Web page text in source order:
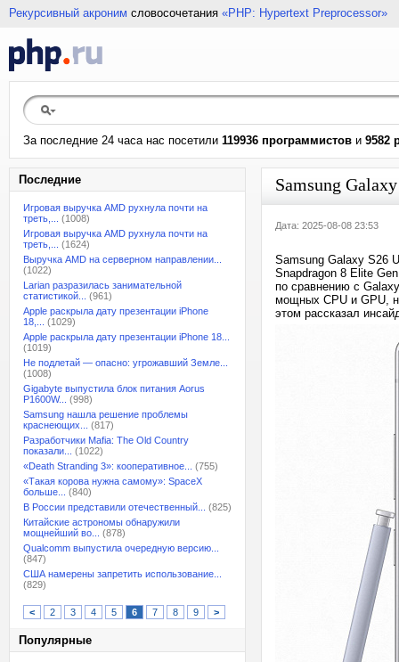
Рекурсивный акроним словосочетания «PHP: Hypertext Preprocessor»
За последние 24 часа нас посетили 119936 программистов и 9582
Последние
Игровая выручка AMD рухнула почти на
треть,...
(1008)
Игровая выручка AMD рухнула почти на
треть,...
(1624)
Выручка AMD на серверном направлении...
(1022)
Larian разразилась занимательной
статистикой...
(961)
Apple раскрыла дату презентации iPhone
18,...
(1029)
Apple раскрыла дату презентации iPhone 18...
(1019)
Не подлетай — опасно: угрожавший Земле...
(1008)
Gigabyte выпустила блок питания Aorus
P1600W...
(998)
Samsung нашла решение проблемы
краснеющих...
(817)
Разработчики Mafia: The Old Country
показали...
(1022)
«Death Stranding 3»: кооперативное...
(755)
«Такая корова нужна самому»: SpaceX
больше...
(840)
В России представили отечественный...
(825)
Китайские астрономы обнаружили
мощнейший во...
(878)
Qualcomm выпустила очередную версию...
(847)
США намерены запретить использование...
(829)
< 2 3 4 5 6 7 8 9 >
Популярные
Samsung
Дата: 2025-08-08 23:53
Samsung Galaxy S26
Snapdragon 8 Elite
по сравнению с
мощных CPU и GPU,
этом рассказал